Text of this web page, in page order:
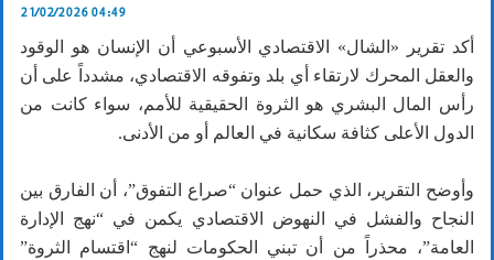
21/02/2026 04:49
أكد تقرير «الشال» الاقتصادي الأسبوعي أن الإنسان هو الوقود
والعقل المحرك لارتقاء أي بلد وتفوقه الاقتصادي، مشدداً على أن
رأس المال البشري هو الثروة الحقيقية للأمم، سواء كانت من
الدول الأعلى كثافة سكانية في العالم أو من الأدنى.
وأوضح التقرير، الذي حمل عنوان “صراع التفوق”، أن الفارق بين
النجاح والفشل في النهوض الاقتصادي يكمن في “نهج الإدارة
العامة”، محذراً من أن تبني الحكومات لنهج “اقتسام الثروة”